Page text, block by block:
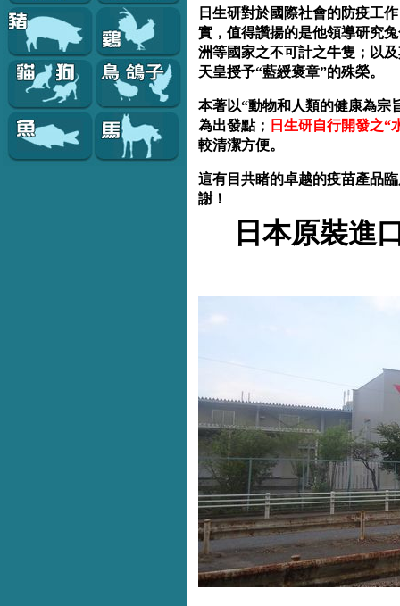
日生研對於國際社會的防疫工
實，值得讚揚的是他領導研究
洲等國家之不可計之牛隻；以
天皇授予“藍綬褒章”的殊榮。
本著以“動物和人類的健康為宗
為出發點； 日生研自行開發之“
較清潔方便。
這有目共睹的卓越的疫苗產品
謝！
日本原裝進